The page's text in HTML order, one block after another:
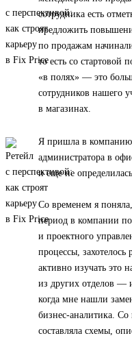
сотрудника есть
предложить
по продажам
то есть со стартовой
«в полях» — это
сотрудников нашего
в магазинах.
Я пришла в
администратора в
и еще не
Со временем я
период в компании
и проектного
процессы, захотелось
активно изучать это
из других отделов —
когда мне нашли
бизнес-аналитика. Со
составляла схемы,